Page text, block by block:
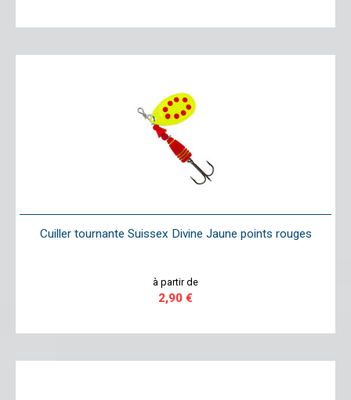
Cuiller tournante Suissex Divine Jaune points rouges
à partir de
2,90 €